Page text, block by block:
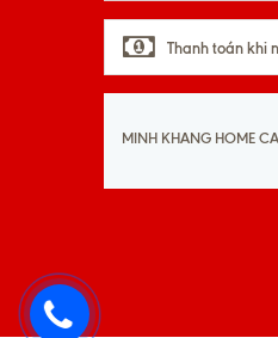
Thanh toán khi
MINH KHANG HOME
093